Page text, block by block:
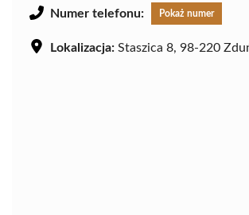
Numer telefonu: Pokaż numer
Lokalizacja: Staszica 8, 98-220